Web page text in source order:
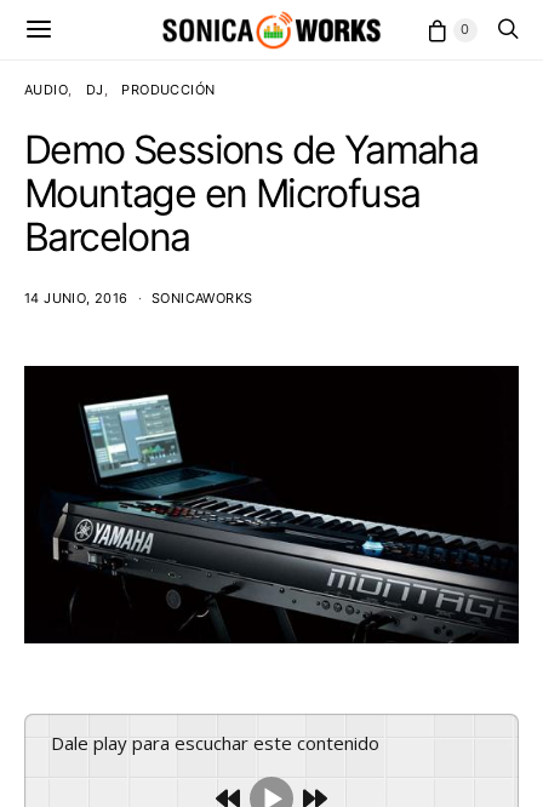
0
AUDIO DJ PRODUCCIÓN
Demo Sessions de Yamaha
Mountage en Microfusa
Barcelona
14 JUNIO, 2016 SONICAWORKS
Dale play para escuchar este contenido